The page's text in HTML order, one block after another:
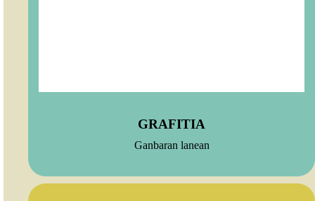
GRAFITIA
Ganbaran lanean